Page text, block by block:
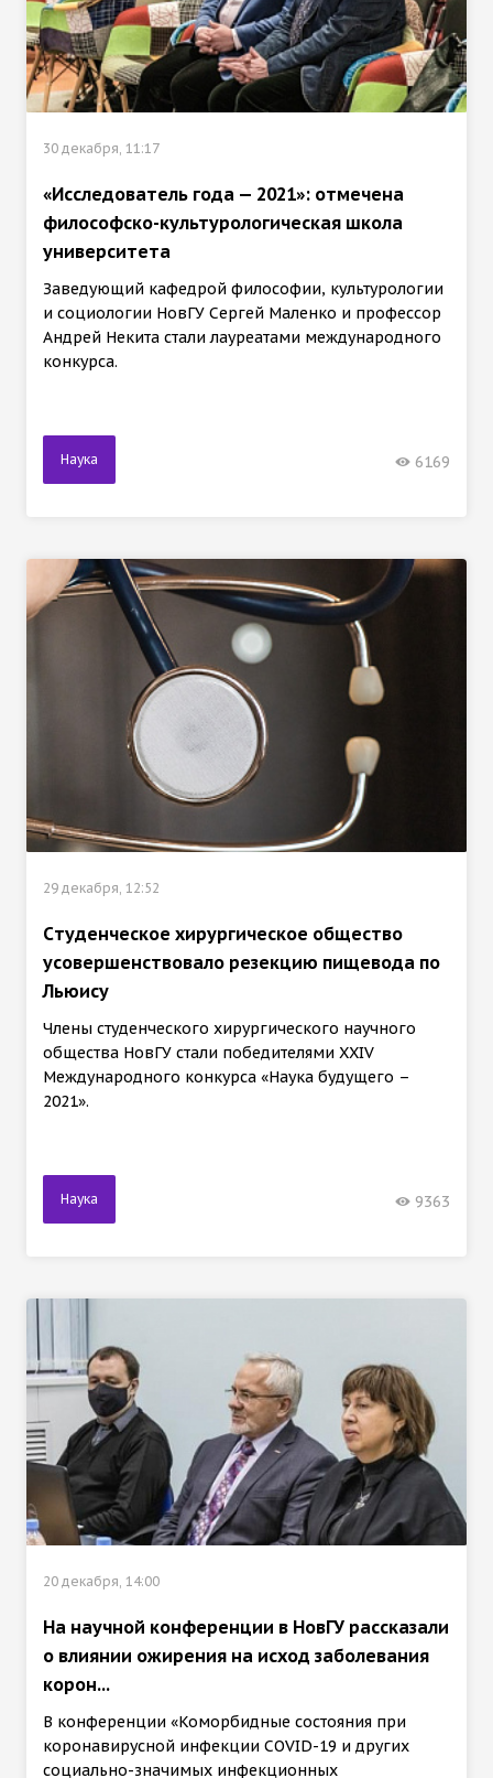
30 декабря, 11:17
«Исследователь года — 2021»: отмечена
философско-культурологическая школа
университета
Заведующий кафедрой философии, культурологии
и социологии НовГУ Сергей Маленко и профессор
Андрей Некита стали лауреатами международного
конкурса.
Наука 6169
29 декабря, 12:52
Cтуденческое хирургическое общество
усовершенствовало резекцию пищевода по
Льюису
Члены студенческого хирургического научного
общества НовГУ стали победителями XXIV
Международного конкурса «Наука будущего –
2021».
Наука 9363
20 декабря, 14:00
На научной конференции в НовГУ рассказали
о влиянии ожирения на исход заболевания
корон...
В конференции «Коморбидные состояния при
коронавирусной инфекции COVID-19 и других
социально-значимых инфекционных